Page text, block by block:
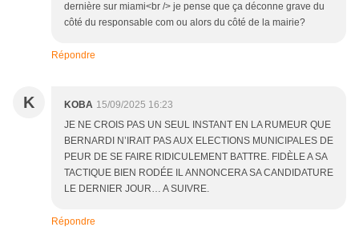
dernière sur miami<br /> je pense que ça déconne grave du
côté du responsable com ou alors du côté de la mairie?
Répondre
K KOBA 15/09/2025 16:23
JE NE CROIS PAS UN SEUL INSTANT EN LA RUMEUR QUE
BERNARDI N’IRAIT PAS AUX ELECTIONS MUNICIPALES DE
PEUR DE SE FAIRE RIDICULEMENT BATTRE. FIDÈLE A SA
TACTIQUE BIEN RODÉE IL ANNONCERA SA CANDIDATURE
LE DERNIER JOUR… A SUIVRE.
Répondre